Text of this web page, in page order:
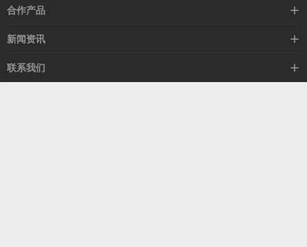
高速线缆
以太网交换机
合作产品
希捷硬盘
新闻资讯
行业动态
技术视角
联系我们